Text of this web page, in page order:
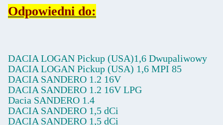
Odpowiedni do:
DACIA LOGAN Pickup (USA)1,6 Dwupaliwowy
DACIA LOGAN Pickup (USA) 1,6 MPI 85
DACIA SANDERO 1.2 16V
DACIA SANDERO 1.2 16V LPG
Dacia SANDERO 1.4
DACIA SANDERO 1,5 dCi
DACIA SANDERO 1,5 dCi